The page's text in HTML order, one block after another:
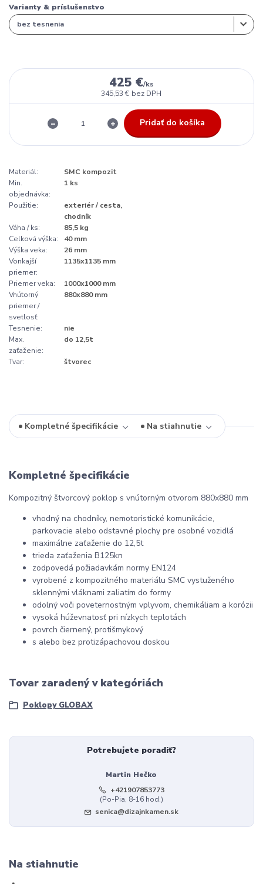
Varianty & príslušenstvo
425 €/ks
345,53 € bez DPH
Pridať do košíka
Materiál:
SMC kompozit
Min.
objednávka:
1 ks
Použitie:
exteriér / cesta,
chodník
Váha / ks:
85,5 kg
Celková výška:
40 mm
Výška veka:
26 mm
Vonkajší
priemer:
1135x1135 mm
Priemer veka:
1000x1000 mm
Vnútorný
priemer /
svetlosť:
880x880 mm
Tesnenie:
nie
Max.
zaťaženie:
do 12,5t
Tvar: štvorec
Kompletné špecifikácie Na stiahnutie
Kompletné špecifikácie
Kompozitný štvorcový poklop s vnútorným otvorom 880x880 mm
vhodný na chodníky, nemotoristické komunikácie,
parkovacie alebo odstavné plochy pre osobné vozidlá
maximálne zaťaženie do 12,5t
trieda zaťaženia B125kn
zodpovedá požiadavkám normy EN124
vyrobené z kompozitného materiálu SMC vystuženého
sklennými vláknami zaliatím do formy
odolný voči poveternostným vplyvom, chemikáliam a korózii
vysoká húževnatosť pri nízkych teplotách
povrch čiernený, protišmykový
s alebo bez protizápachovou doskou
Tovar zaradený v kategóriách
Poklopy GLOBAX
Potrebujete poradiť?
Martin Hečko
+421907853773
(Po-Pia, 8-16 hod.)
senica@dizajnkamen.sk
Na stiahnutie